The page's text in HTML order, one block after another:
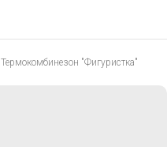
Термокомбинезон "Фигуристка"